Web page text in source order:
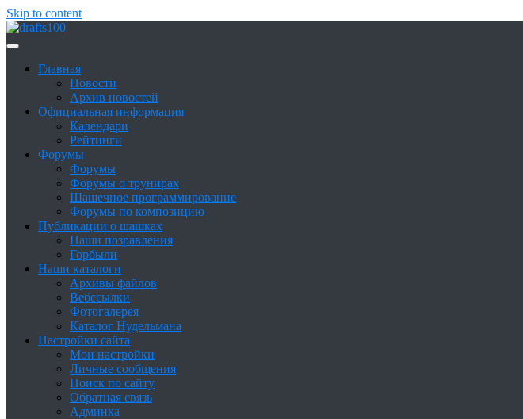
Skip to content
Шашки в России
Главная
Новости
Архив новостей
Официальная информация
Календари
Рейтинги
Форумы
Форумы
Форумы о трунирах
Шашечное программирование
Форумы по композицию
Публикации о шашках
Наши позравления
Горбыли
Наши каталоги
Архивы файлов
Вебссылки
Фотогалерея
Каталог Нудельмана
Настройки сайта
Мои настройки
Личные сообщения
Поиск по сайту
Обратная связь
Админка